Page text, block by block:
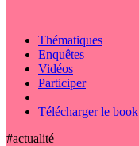
Thématiques
Enquêtes
Vidéos
Participer
Télécharger le book
#actualité